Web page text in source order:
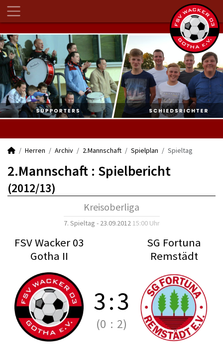
Herren Archiv 2.Mannschaft Spielplan Spieltag
2.Mannschaft : Spielbericht
(2012/13)
Kreisoberliga
7. Spieltag - 23.09.2012 15:00 Uhr
FSV Wacker 03
Gotha II
SG Fortuna
Remstädt
3:3
(0 : 2)